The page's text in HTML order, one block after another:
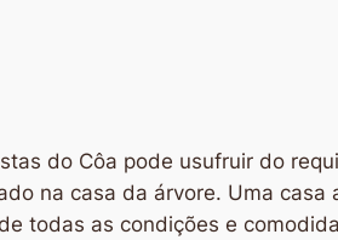
do Côa pode usufruir do
na casa da árvore. Uma casa
todas as condições e